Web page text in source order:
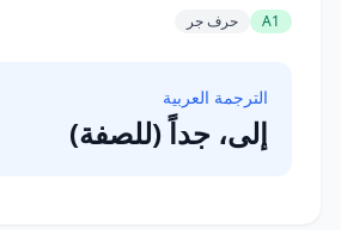
A1 حرف جر
الترجمة العربية
إلى، جداً (للصفة)